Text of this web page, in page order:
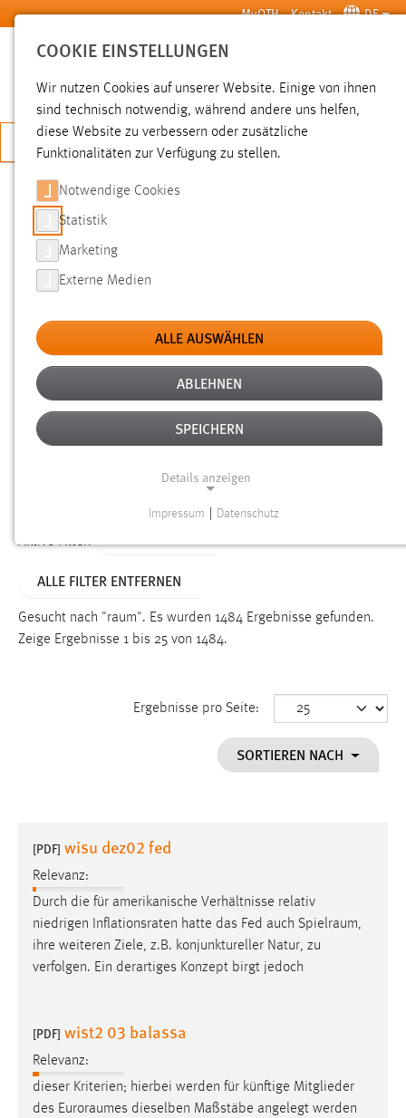
Zum Hauptinhalt springen MyOTH Kontakt DE
SUCHE
JETZT BEWERBEN
SUCHE
FILTER
Typ
Erstellungsdatum
Alter
Aktive Filter:
ALLE FILTER ENTFERNEN
Gesucht nach "raum". Es wurden 1484 Ergebnisse gefunden.
Zeige Ergebnisse 1 bis 25 von 1484.
Ergebnisse pro Seite:
SORTIEREN NACH
[PDF] wisu dez02 fed
Relevanz:
Durch die für amerikanische Verhältnisse relativ
niedrigen Inflationsraten hatte das Fed auch Spielraum,
ihre weiteren Ziele, z.B. konjunktureller Natur, zu
verfolgen. Ein derartiges Konzept birgt jedoch
[PDF] wist2 03 balassa
Relevanz:
dieser Kriterien; hierbei werden für künftige Mitglieder
des Euroraumes dieselben Maßstäbe angelegt werden
COOKIE EINSTELLUNGEN
Wir nutzen Cookies auf unserer Website. Einige von ihnen
sind technisch notwendig, während andere uns helfen,
diese Website zu verbessern oder zusätzliche
Funktionalitäten zur Verfügung zu stellen.
Notwendige Cookies
Statistik
Marketing
Externe Medien
ALLE AUSWÄHLEN
ABLEHNEN
SPEICHERN
Details anzeigen
Funktionen und sind für die einwandfreie Funktion der
Einverständnis
cookie_consent
Dieser Cookie speichert die ausgewählten Einverständnis-
Performance
Name:
Zweck:
Sprachpräferenz
Impressum Datenschutz